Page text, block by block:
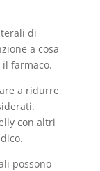
di
a cosa
farmaco.
a ridurre
con altri
possono